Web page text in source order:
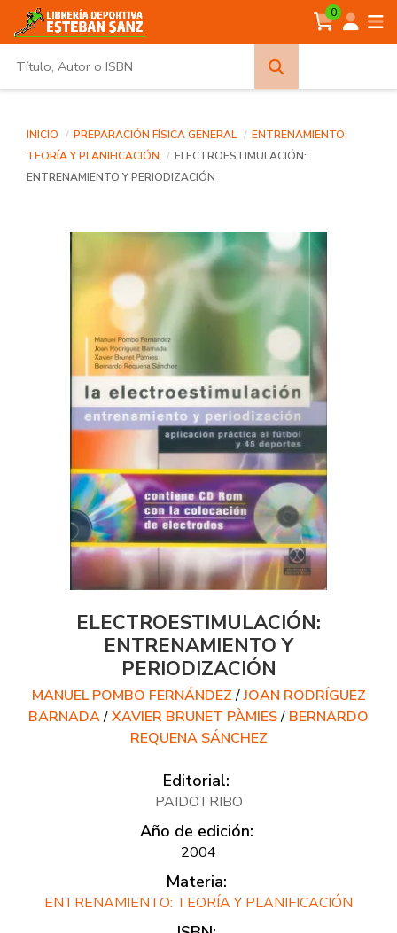
0
INICIO PREPARACIÓN FÍSICA GENERAL
ENTRENAMIENTO:
TEORÍA Y PLANIFICACIÓN
ELECTROESTIMULACIÓN:
ENTRENAMIENTO Y PERIODIZACIÓN
ELECTROESTIMULACIÓN:
ENTRENAMIENTO Y
PERIODIZACIÓN
MANUEL POMBO FERNÁNDEZ/JOAN RODRÍGUEZ
BARNADA/XAVIER BRUNET PÀMIES/ BERNARDO
REQUENA SÁNCHEZ
Editorial:
PAIDOTRIBO
Año de edición:
2004
Materia:
ENTRENAMIENTO: TEORÍA Y PLANIFICACIÓN